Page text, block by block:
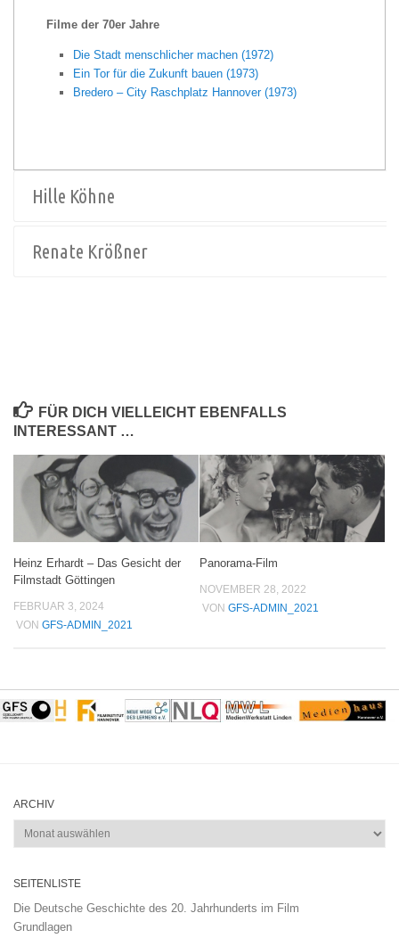
Filme der 70er Jahre
Die Stadt menschlicher machen (1972)
Ein Tor für die Zukunft bauen (1973)
Bredero – City Raschplatz Hannover (1973)
Hille Köhne
Renate Krößner
FÜR DICH VIELLEICHT EBENFALLS
INTERESSANT …
Heinz Erhardt – Das Gesicht der
Filmstadt Göttingen
FEBRUAR 3, 2024
VON GFS-ADMIN_2021
Panorama-Film
NOVEMBER 28, 2022
VON GFS-ADMIN_2021
ARCHIV
Archiv
SEITENLISTE
Die Deutsche Geschichte des 20. Jahrhunderts im Film
Grundlagen